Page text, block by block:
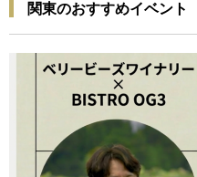
関東のおすすめイベント